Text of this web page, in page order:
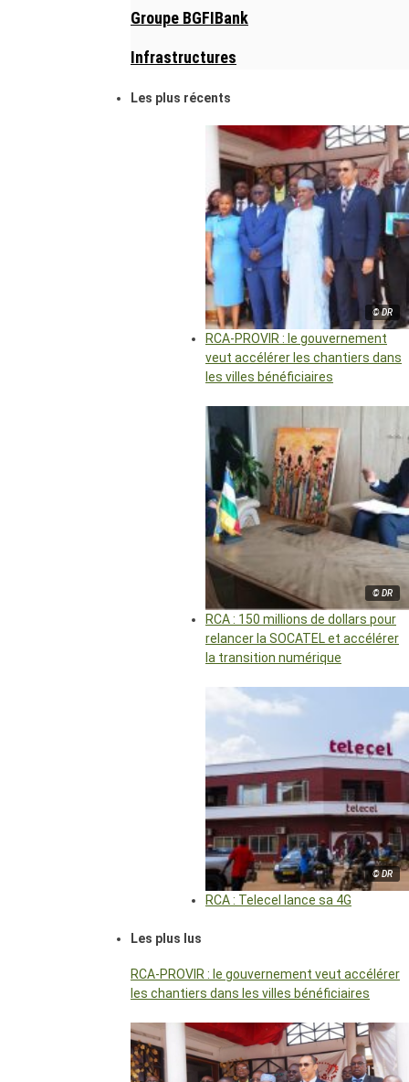
Groupe BGFIBank
Infrastructures
Les plus récents
© DR
RCA-PROVIR : le gouvernement
veut accélérer les chantiers dans
les villes bénéficiaires
© DR
RCA : 150 millions de dollars pour
relancer la SOCATEL et accélérer
la transition numérique
© DR
RCA : Telecel lance sa 4G
Les plus lus
RCA-PROVIR : le gouvernement veut accélérer
les chantiers dans les villes bénéficiaires